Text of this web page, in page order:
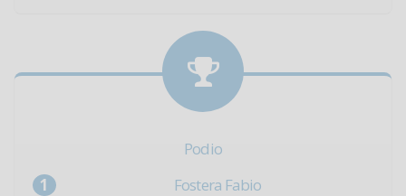
Podio
Fostera Fabio